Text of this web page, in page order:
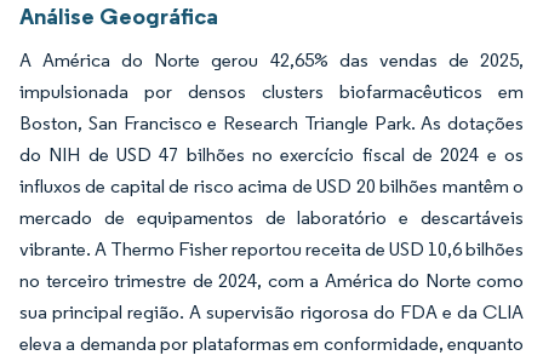
Análise Geográfica
A América do Norte gerou 42,65% das vendas de 2025,
impulsionada por densos clusters biofarmacêuticos em
Boston, San Francisco e Research Triangle Park. As dotações
do NIH de USD 47 bilhões no exercício fiscal de 2024 e os
influxos de capital de risco acima de USD 20 bilhões mantêm o
mercado de equipamentos de laboratório e descartáveis
vibrante. A Thermo Fisher reportou receita de USD 10,6 bilhões
no terceiro trimestre de 2024, com a América do Norte como
sua principal região. A supervisão rigorosa do FDA e da CLIA
eleva a demanda por plataformas em conformidade, enquanto